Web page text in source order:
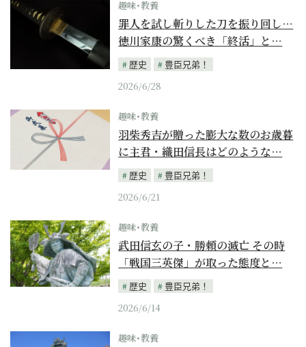
趣味･教養
罪人を試し斬りした刀を振り回し…
徳川家康の驚くべき「終活」と…
歴史
豊臣兄弟！
2026/6/28
趣味･教養
羽柴秀吉が贈った膨大な数のお歳暮
に主君・織田信長はどのような…
歴史
豊臣兄弟！
2026/6/21
趣味･教養
武田信玄の子・勝頼の滅亡 その時
「戦国三英傑」が取った態度と…
歴史
豊臣兄弟！
2026/6/14
趣味･教養